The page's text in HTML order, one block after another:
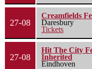
27-08
Creamfields
Daresbury
Tickets
27-08
Hit The City
Inherited
Eindhoven